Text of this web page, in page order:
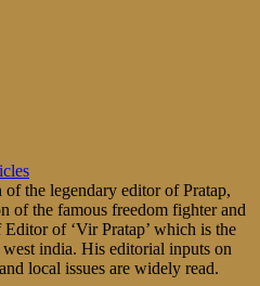
the legendary editor of Pratap,
of the famous freedom fighter and
of ‘Vir Pratap’ which is the
india. His editorial inputs on
local issues are widely read.